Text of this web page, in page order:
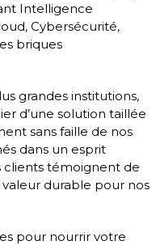
Intelligence
Cybersécurité,
briques
grandes institutions,
d’une solution taillée
sans faille de nos
dans un esprit
clients témoignent de
durable pour nos
pour nourrir votre